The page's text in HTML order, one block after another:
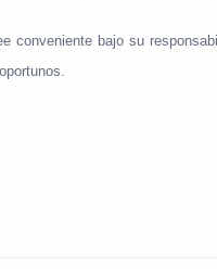
conveniente bajo su